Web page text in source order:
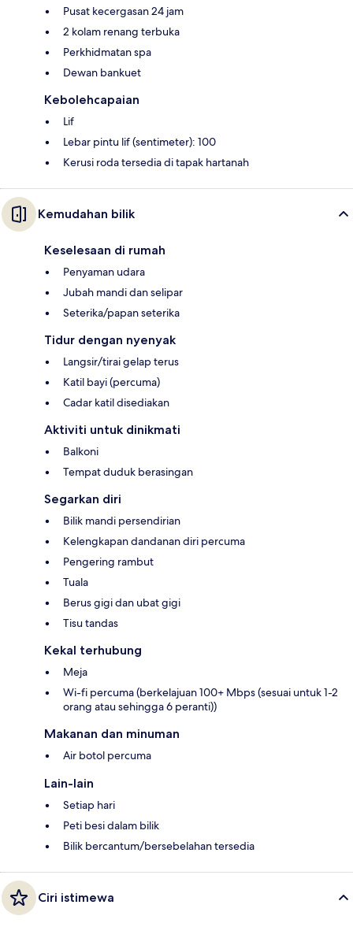
Pusat kecergasan 24 jam
2 kolam renang terbuka
Perkhidmatan spa
Dewan bankuet
Kebolehcapaian
Lif
Lebar pintu lif (sentimeter): 100
Kerusi roda tersedia di tapak hartanah
Kemudahan bilik
Keselesaan di rumah
Penyaman udara
Jubah mandi dan selipar
Seterika/papan seterika
Tidur dengan nyenyak
Langsir/tirai gelap terus
Katil bayi (percuma)
Cadar katil disediakan
Aktiviti untuk dinikmati
Balkoni
Tempat duduk berasingan
Segarkan diri
Bilik mandi persendirian
Kelengkapan dandanan diri percuma
Pengering rambut
Tuala
Berus gigi dan ubat gigi
Tisu tandas
Kekal terhubung
Meja
Wi-fi percuma (berkelajuan 100+ Mbps (sesuai untuk 1-2
orang atau sehingga 6 peranti))
Makanan dan minuman
Air botol percuma
Lain-lain
Setiap hari
Peti besi dalam bilik
Bilik bercantum/bersebelahan tersedia
Ciri istimewa